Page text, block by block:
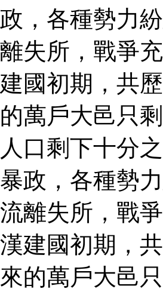
政，各種勢力
離失所，戰爭
建國初期，共
的萬戶大邑只
人口剩下十分
暴政，各種勢
流離失所，戰
漢建國初期，
來的萬戶大邑